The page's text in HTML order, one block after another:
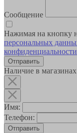
Сообщение
Нажимая на кнопку
персональных
конфиденциальности
Наличие в магазинах
Имя:
Телефон:
Отправить